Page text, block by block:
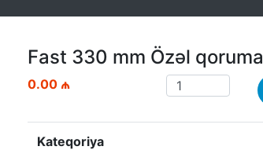
Fast 330 mm Özəl qoruma
0.00 ₼
Kateqoriya